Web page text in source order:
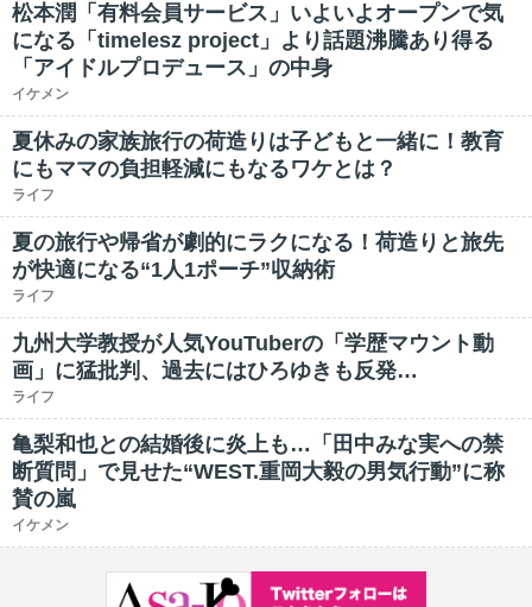
松本潤「有料会員サービス」いよいよオープンで気
になる「timelesz project」より話題沸騰あり得る
「アイドルプロデュース」の中身
イケメン
夏休みの家族旅行の荷造りは子どもと一緒に！教育
にもママの負担軽減にもなるワケとは？
ライフ
夏の旅行や帰省が劇的にラクになる！荷造りと旅先
が快適になる“1人1ポーチ”収納術
ライフ
九州大学教授が人気YouTuberの「学歴マウント動
画」に猛批判、過去にはひろゆきも反発…
ライフ
亀梨和也との結婚後に炎上も…「田中みな実への禁
断質問」で見せた“WEST.重岡大毅の男気行動”に称
賛の嵐
イケメン